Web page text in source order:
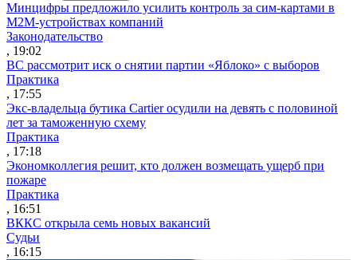
Минцифры предложило усилить контроль за сим-картами в
M2M-устройствах компаний
Законодательство
, 19:02
ВС рассмотрит иск о снятии партии «Яблоко» с выборов
Практика
, 17:55
Экс-владельца бутика Cartier осудили на девять с половиной
лет за таможенную схему
Практика
, 17:18
Экономколлегия решит, кто должен возмещать ущерб при
пожаре
Практика
, 16:51
ВККС открыла семь новых вакансий
Судьи
, 16:15